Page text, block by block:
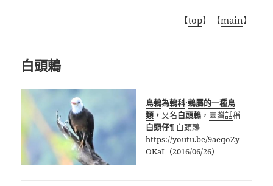
【top】【main】
白頭鶇
島鶇為鶇科·鶇屬的一種鳥
類 ， 又名白頭鶇 ，臺灣話稱
白頭仔¶ 白頭鶇
https://youtu.be/9aeqoZy
OKaI （2016/06/26）